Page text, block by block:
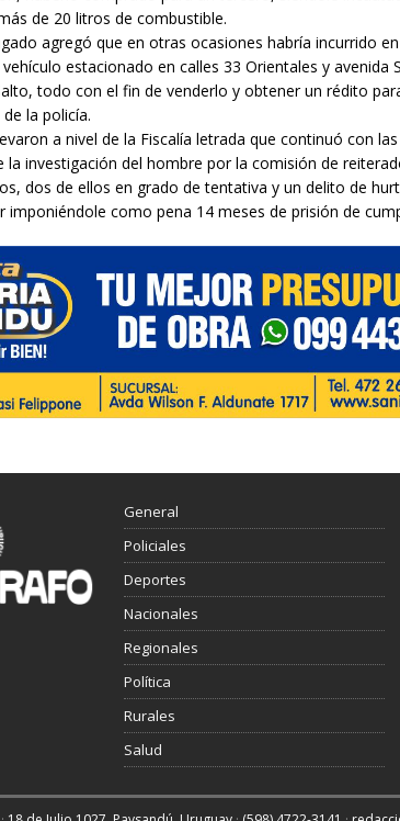
de 20 litros de combustible.
agregó que en otras ocasiones habría incurrido
estacionado en calles 33 Orientales y avenida
todo con el fin de venderlo y obtener un rédito
la policía.
a nivel de la Fiscalía letrada que continuó con
la investigación del hombre por la comisión de
dos de ellos en grado de tentativa y un delito de
imponiéndole como pena 14 meses de prisión de
General
Policiales
Deportes
Nacionales
Regionales
Política
Rurales
Salud